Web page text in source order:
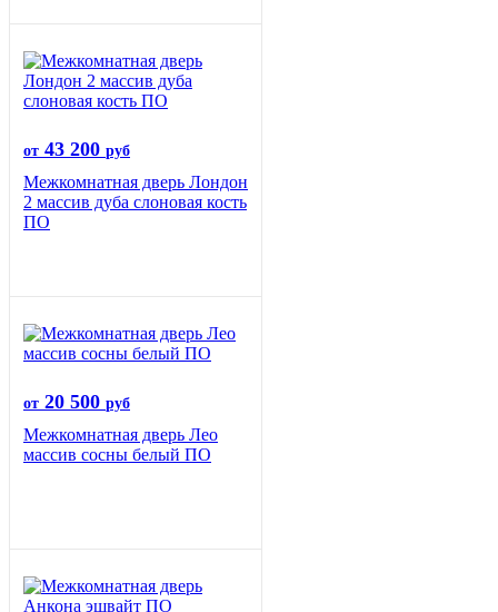
от 43 200 руб
Межкомнатная дверь Лондон
2 массив дуба слоновая кость
ПО
от 20 500 руб
Межкомнатная дверь Лео
массив сосны белый ПО